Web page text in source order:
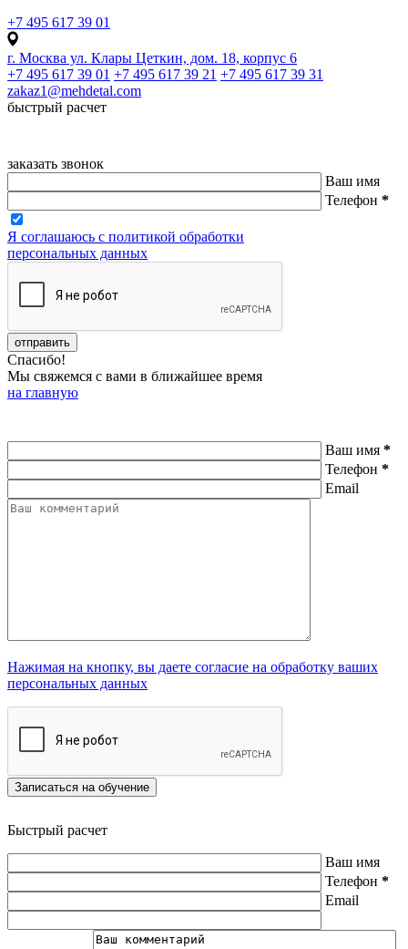
+7 495 617 39 01
г. Москва ул. Клары Цеткин, дом. 18, корпус 6
+7 495 617 39 01 +7 495 617 39 21 +7 495 617 39 31
zakaz1@mehdetal.com
быстрый расчет
заказать звонок
Ваш имя
Телефон *
Я соглашаюсь с политикой обработки
персональных данных
Спасибо!
Мы свяжемся с вами в ближайшее время
на главную
Ваш имя *
Телефон *
Email
Нажимая на кнопку, вы даете согласие на обработку ваших
персональных данных
Записаться на обучение
Быстрый расчет
Ваш имя
Телефон *
Email